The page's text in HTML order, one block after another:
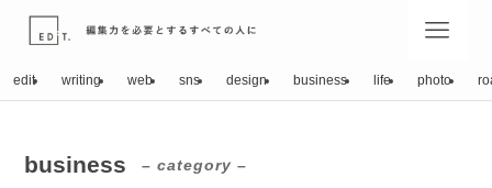
edit writing web sns design business life photo
business – category –